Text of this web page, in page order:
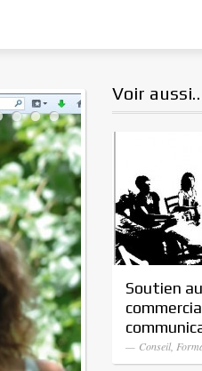
Voir
Soutien
— Conseil,